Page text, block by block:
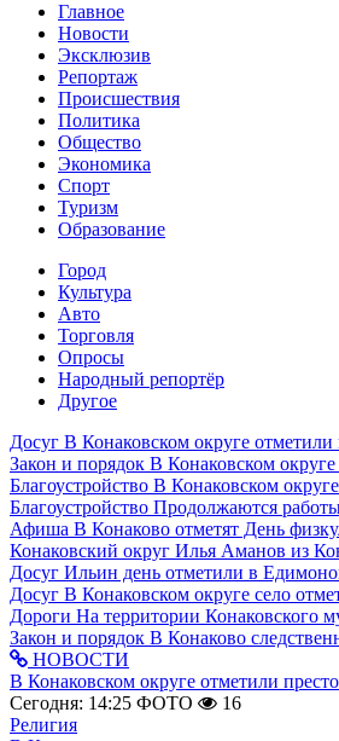
Главное
Новости
Эксклюзив
Репортаж
Происшествия
Политика
Общество
Экономика
Спорт
Туризм
Образование
Город
Культура
Авто
Торговля
Опросы
Народный репортёр
Другое
Досуг В Конаковском округе
Закон и порядок В Конаковском
Благоустройство В Конаковском
Благоустройство Продолжаются
Афиша В Конаково отметят День
Конаковский округ Илья Аманов из
Досуг Ильин день отметили в
Досуг В Конаковском округе село
Дороги На территории Конаковского
Закон и порядок В Конаково
НОВОСТИ
В Конаковском округе отметили
Сегодня: 14:25 ФОТО
16
Религия